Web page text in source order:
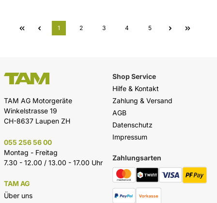
Seite
1 Seite
2 Seite
3 Seite
4 Seite
5
TAM AG Motorgeräte
Winkelstrasse 19
CH-8637 Laupen ZH
055 256 56 00
Montag - Freitag
7.30 - 12.00 / 13.00 - 17.00 Uhr
TAM AG
Über uns
Shop Service
Hilfe & Kontakt
Zahlung & Versand
AGB
Datenschutz
Impressum
Zahlungsarten